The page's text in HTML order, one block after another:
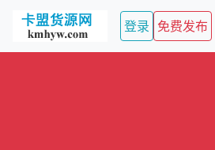
登录 免费发布